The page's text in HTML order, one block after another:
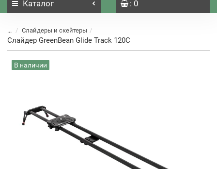
Каталог : 0
... Слайдеры и скейтеры
Слайдер GreenBean Glide Track 120C
В наличии